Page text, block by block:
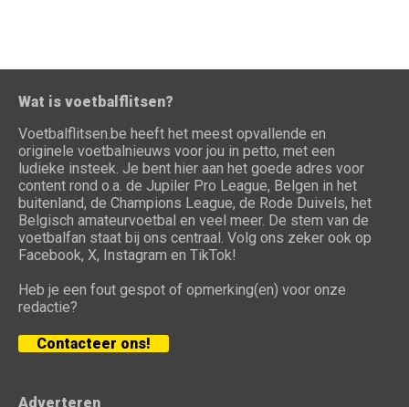
Wat is voetbalflitsen?
Voetbalflitsen.be heeft het meest opvallende en
originele voetbalnieuws voor jou in petto, met een
ludieke insteek. Je bent hier aan het goede adres voor
content rond o.a. de Jupiler Pro League, Belgen in het
buitenland, de Champions League, de Rode Duivels, het
Belgisch amateurvoetbal en veel meer. De stem van de
voetbalfan staat bij ons centraal. Volg ons zeker ook op
Facebook, X, Instagram en TikTok!
Heb je een fout gespot of opmerking(en) voor onze
redactie?
Contacteer ons!
Adverteren